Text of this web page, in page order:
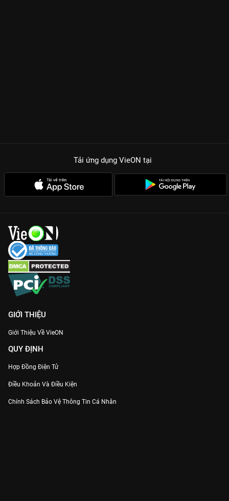
Tải ứng dụng VieON tại
GIỚI THIỆU
Giới Thiệu Về VieON
QUY ĐỊNH
Hợp Đồng Điện Tử
Điều Khoản Và Điều Kiện
Chính Sách Bảo Vệ Thông Tin Cá Nhân